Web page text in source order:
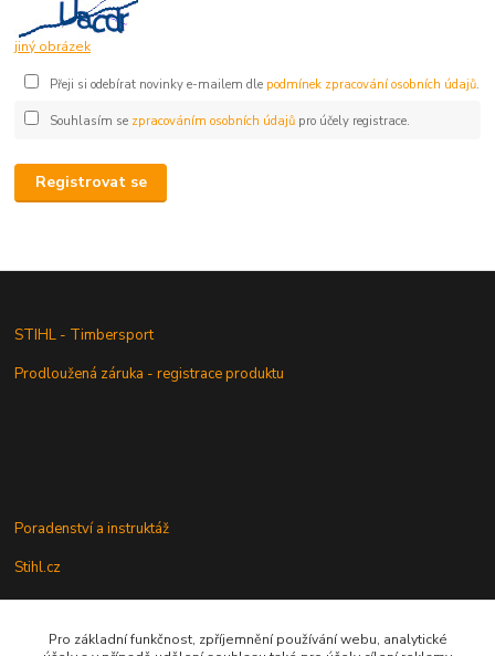
jiný obrázek
Přeji si odebírat novinky e-mailem dle podmínek zpracování osobních údajů.
Souhlasím se zpracováním osobních údajůpro účely registrace.
Registrovat se
STIHL - Timbersport
Prodloužená záruka - registrace produktu
Poradenství a instruktáž
Stihl.cz
Údržba a servis
Pro základní funkčnost, zpříjemnění používání webu, analytické